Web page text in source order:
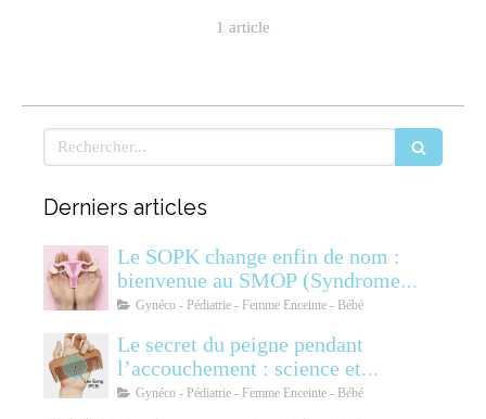
1 article
Rechercher
Derniers articles
Le SOPK change enfin de nom :
bienvenue au SMOP (Syndrome
Métabolique Ovarien
Gynéco - Pédiatrie - Femme Enceinte - Bébé
Le secret du peigne pendant
l’accouchement : science et
soulagement
Gynéco - Pédiatrie - Femme Enceinte - Bébé